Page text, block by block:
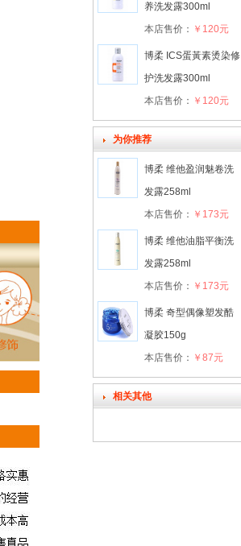
养洗发露300ml
本店售价： ￥120元
博柔 ICS蛋黃素烫染修
护洗发露300ml
本店售价： ￥120元
为你推荐
博柔 维他盈润魅卷洗
发露258ml
本店售价： ￥173元
博柔 维他油脂平衡洗
发露258ml
本店售价： ￥173元
博柔 奇型偶像塑发酷
凝胶150g
本店售价： ￥87元
相关其他